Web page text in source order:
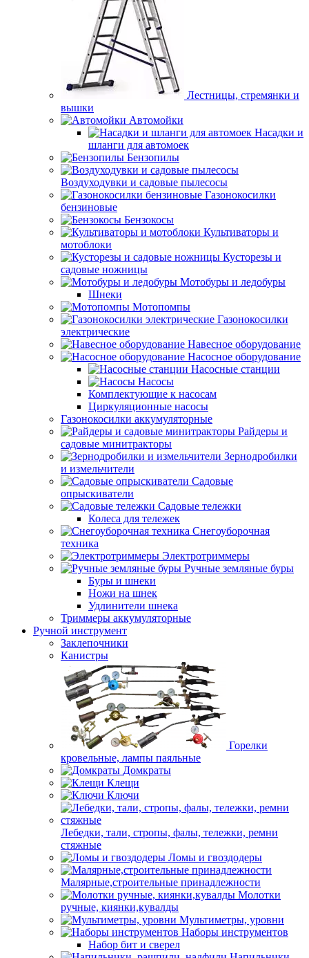
Лестницы, стремянки и
вышки
Автомойки
Насадки и
шланги для автомоек
Бензопилы
Воздуходувки и садовые пылесосы
Газонокосилки
бензиновые
Бензокосы
Культиваторы и
мотоблоки
Кусторезы и
садовые ножницы
Мотобуры и ледобуры
Шнеки
Мотопомпы
Газонокосилки
электрические
Навесное оборудование
Насосное оборудование
Насосные станции
Насосы
Комплектующие к насосам
Циркуляционные насосы
Газонокосилки аккумуляторные
Райдеры и
садовые минитракторы
Зернодробилки
и измельчители
Садовые
опрыскиватели
Садовые тележки
Колеса для тележек
Снегоуборочная
техника
Электротриммеры
Ручные земляные буры
Буры и шнеки
Ножи на шнек
Удлинители шнека
Триммеры аккумуляторные
Ручной инструмент
Заклепочники
Канистры
Горелки
кровельные, лампы паяльные
Домкраты
Клещи
Ключи
Лебедки, тали, стропы, фалы, тележки, ремни
стяжные
Ломы и гвоздодеры
Малярные,строительные принадлежности
Молотки
ручные, киянки,кувалды
Мультиметры, уровни
Наборы инструментов
Набор бит и сверел